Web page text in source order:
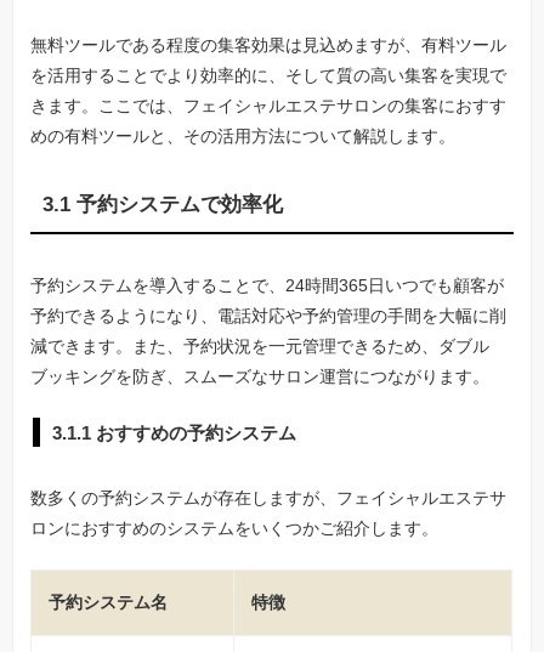
無料ツールである程度の集客効果は見込めますが、有料ツール
を活用することでより効率的に、そして質の高い集客を実現で
きます。ここでは、フェイシャルエステサロンの集客におすす
めの有料ツールと、その活用方法について解説します。
3.1 予約システムで効率化
予約システムを導入することで、24時間365日いつでも顧客が
予約できるようになり、電話対応や予約管理の手間を大幅に削
減できます。また、予約状況を一元管理できるため、ダブル
ブッキングを防ぎ、スムーズなサロン運営につながります。
3.1.1 おすすめの予約システム
数多くの予約システムが存在しますが、フェイシャルエステサ
ロンにおすすめのシステムをいくつかご紹介します。
予約システム名 特徴